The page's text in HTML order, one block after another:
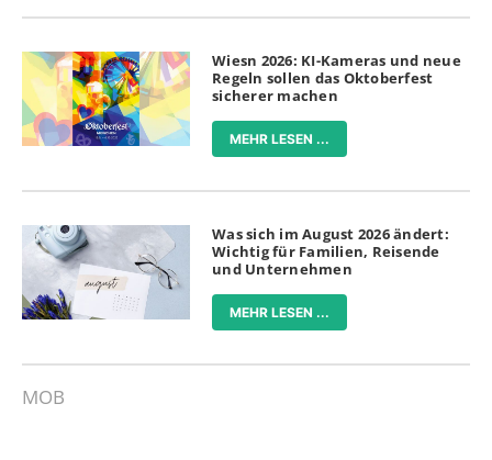
Wiesn 2026: KI-Kameras und neue
Regeln sollen das Oktoberfest
sicherer machen
MEHR LESEN ...
Was sich im August 2026 ändert:
Wichtig für Familien, Reisende
und Unternehmen
MEHR LESEN ...
MOB